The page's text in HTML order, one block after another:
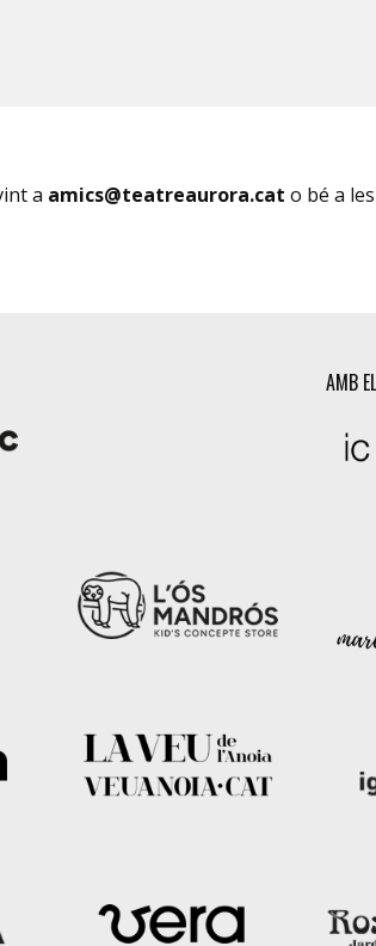
a amics@teatreaurora.cat o bé a
AMB